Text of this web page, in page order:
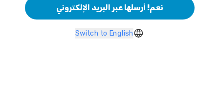
نعم! أرسلها عبر البريد الإلكتروني
Switch to English